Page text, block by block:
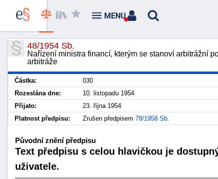
48/1954 Sb.
Nařízení ministra financí, kterým se stanoví arbitrážní
arbitráže
Částka:
030
Rozeslána dne:
10. listopadu 1954
Přijato:
23. října 1954
Platnost předpisu:
Zrušen předpisem 78/1958 Sb.
Původní znění předpisu
Text předpisu s celou hlavičkou je
uživatele.
MENU